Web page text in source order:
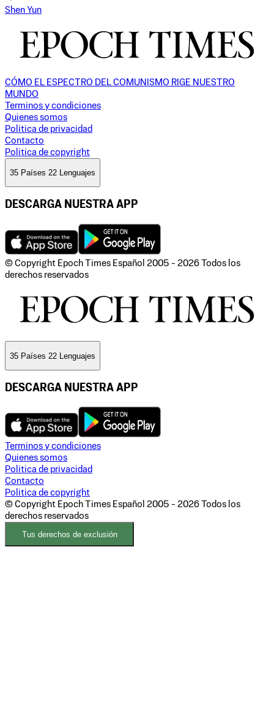
Shen Yun
CÓMO EL ESPECTRO DEL COMUNISMO RIGE NUESTRO
MUNDO
Terminos y condiciones
Quienes somos
Politica de privacidad
Contacto
Politica de copyright
35 Países 22 Lenguajes
DESCARGA NUESTRA APP
© Copyright Epoch Times Español 2005 - 2026 Todos los
derechos reservados
35 Países 22 Lenguajes
DESCARGA NUESTRA APP
Terminos y condiciones
Quienes somos
Politica de privacidad
Contacto
Politica de copyright
© Copyright Epoch Times Español 2005 - 2026 Todos los
derechos reservados
Tus derechos de exclusión